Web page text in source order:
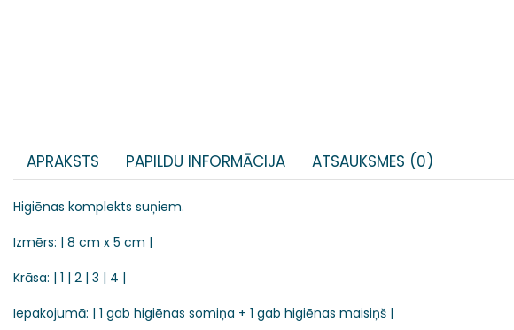
APRAKSTS PAPILDU INFORMĀCIJA ATSAUKSMES (0)
Higiēnas komplekts suņiem.
Izmērs: | 8 cm x 5 cm |
Krāsa: | 1 | 2 | 3 | 4 |
Iepakojumā: | 1 gab higiēnas somiņa + 1 gab higiēnas maisiņš |